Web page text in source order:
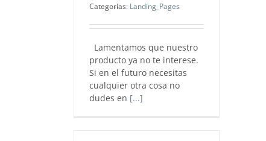
Categorías: Landing_Pages
Lamentamos que nuestro
producto ya no te interese.
Si en el futuro necesitas
cualquier otra cosa no
dudes en [...]